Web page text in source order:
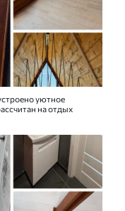
уютное
на отдых